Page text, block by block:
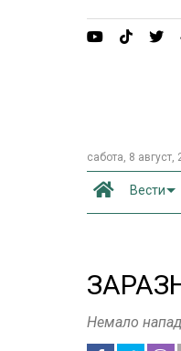
сабота, 8 август,
Вести
Немало